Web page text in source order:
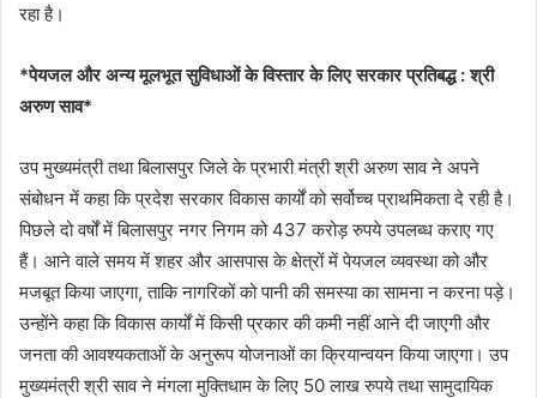
रहा है।
*पेयजल और अन्य मूलभूत सुविधाओं के विस्तार के लिए सरकार प्रतिबद्ध : श्री
अरुण साव*
उप मुख्यमंत्री तथा बिलासपुर जिले के प्रभारी मंत्री श्री अरुण साव ने अपने
संबोधन में कहा कि प्रदेश सरकार विकास कार्यों को सर्वोच्च प्राथमिकता दे रही है।
पिछले दो वर्षों में बिलासपुर नगर निगम को 437 करोड़ रुपये उपलब्ध कराए गए
हैं। आने वाले समय में शहर और आसपास के क्षेत्रों में पेयजल व्यवस्था को और
मजबूत किया जाएगा, ताकि नागरिकों को पानी की समस्या का सामना न करना पड़े।
उन्होंने कहा कि विकास कार्यों में किसी प्रकार की कमी नहीं आने दी जाएगी और
जनता की आवश्यकताओं के अनुरूप योजनाओं का क्रियान्वयन किया जाएगा। उप
मुख्यमंत्री श्री साव ने मंगला मुक्तिधाम के लिए 50 लाख रुपये तथा सामुदायिक